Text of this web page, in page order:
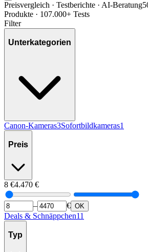
Preisvergleich · Testberichte · AI-Beratung
Produkte · 107.000+ Tests
Filter
Unterkategorien
Canon-Kameras3Sofortbildkameras1
Preis
8 €4.470 €
– € OK
Deals & Schnäppchen11
Typ